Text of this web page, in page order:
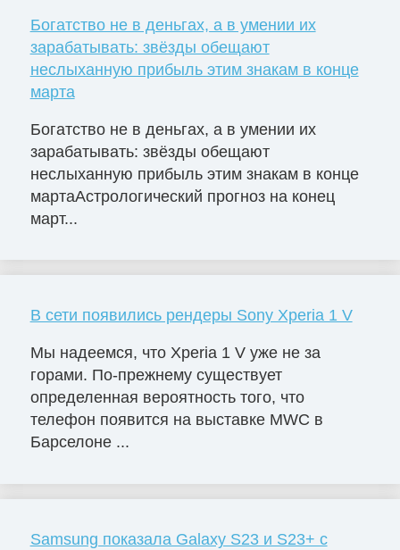
Богатство не в деньгах, а в умении их
зарабатывать: звёзды обещают
неслыханную прибыль этим знакам в конце
марта
Богатство не в деньгах, а в умении их
зарабатывать: звёзды обещают
неслыханную прибыль этим знакам в конце
мартаАстрологический прогноз на конец
март...
В сети появились рендеры Sony Xperia 1 V
Мы надеемся, что Xperia 1 V уже не за
горами. По-прежнему существует
определенная вероятность того, что
телефон появится на выставке MWC в
Барселоне ...
Samsung показала Galaxy S23 и S23+ с